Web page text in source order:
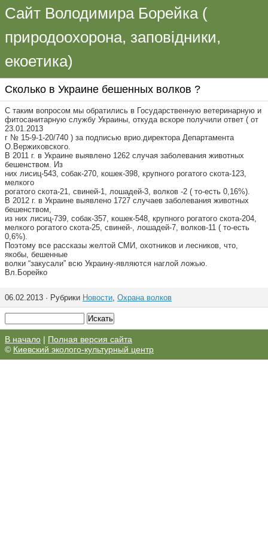
Сайт Володимира Борейка (
природоохорона, заповідники,
екоетика)
Сколько в Украине бешенных волков ?
С таким вопросом мы обратились в Государственную ветеринарную и
фитосанитарную службу Украины, откуда вскоре получили ответ ( от
23.01.2013
г № 15-9-1-20/740 ) за подписью врио.директора Департамента
О.Вержиховского.
В 2011 г. в Украине выявлено 1262 случая заболевания животных
бешенством. Из
них лисиц-543, собак-270, кошек-398, крупного рогатого скота-123,
мелкого
рогатого скота-21, свиней-1, лошадей-3, волков -2 ( то-есть 0,16%).
В 2012 г. в Украине выявлено 1727 случаев заболевания животных
бешенством,
из них лисиц-739, собак-357, кошек-548, крупного рогатого скота-204,
мелкого рогатого скота-25, свиней-, лошадей-7, волков-11 ( то-есть
0,6%).
Поэтому все рассказы желтой СМИ, охотников и лесников, что,
якобы, бешенные
волки “закусали” всю Украину-являются наглой ложью.
Вл.Борейко
06.02.2013 · Рубрики Новости, Охрана волков
В начало | Полная версия сайта
© Киевский эколого-культурный центр